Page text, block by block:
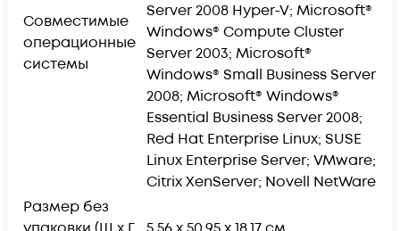
Совместимые
операционные
системы
Server 2008 Hyper-V; Microsoft®
Windows® Compute Cluster
Server 2003; Microsoft®
Windows® Small Business Server
2008; Microsoft® Windows®
Essential Business Server 2008;
Red Hat Enterprise Linux; SUSE
Linux Enterprise Server; VMware;
Citrix XenServer; Novell NetWare
Размер без